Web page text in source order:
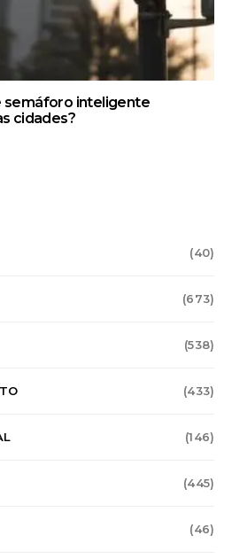
semáforo inteligente
cidades?
(40)
(673)
(538)
(433)
(146)
(445)
(46)